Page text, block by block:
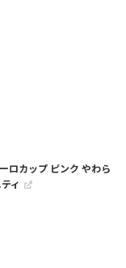
カップ ピンク やわら
ィ